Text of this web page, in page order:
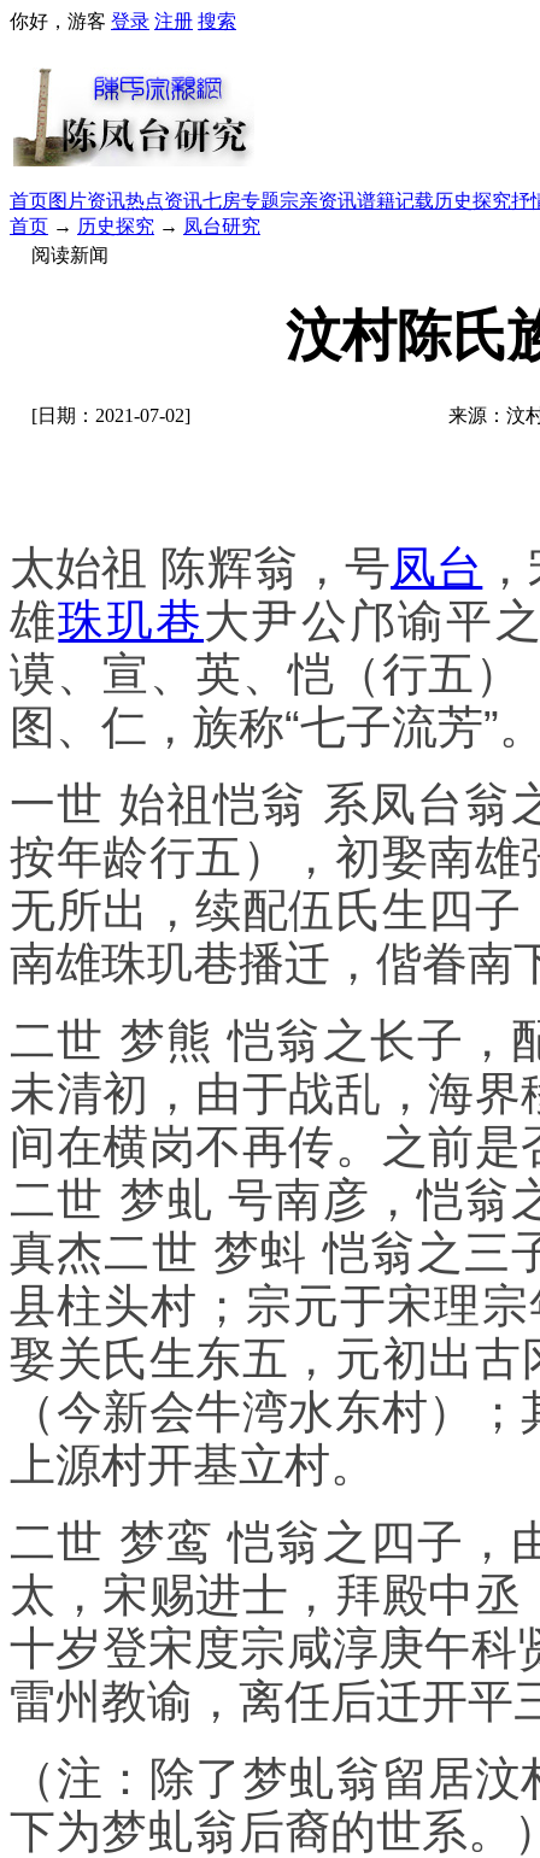
你好，游客 登录 注册 搜索
首页图片资讯热点资讯七房专题宗亲资讯谱籍记载历史探究抒
首页 → 历史探究 → 凤台研究
阅读新闻
汶村陈氏
[日期：2021-07-02] 来源：汶
太始祖 陈辉翁，号凤台
雄珠玑巷大尹公邝谕平
谟、宣、英、恺（行五
图、仁，族称“七子流芳”
一世 始祖恺翁 系凤台翁
按年龄行五），初娶南
无所出，续配伍氏生四
南雄珠玑巷播迁，偕眷南
二世 梦熊 恺翁之长子，
未清初，由于战乱，海
间在横岗不再传。之前
二世 梦虬 号南彦，恺翁
真杰二世 梦蚪 恺翁之三
县柱头村；宗元于宋理
娶关氏生东五，元初出
（今新会牛湾水东村）
上源村开基立村。
二世 梦鸾 恺翁之四子，
太，宋赐进士，拜殿中
十岁登宋度宗咸淳庚午科
雷州教谕，离任后迁开平
（注：除了梦虬翁留居
下为梦虬翁后裔的世系。